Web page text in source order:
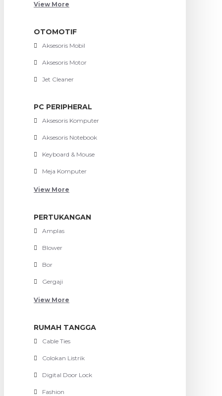
View More
OTOMOTIF
Aksesoris Mobil
Aksesoris Motor
Jet Cleaner
PC PERIPHERAL
Aksesoris Komputer
Aksesoris Notebook
Keyboard & Mouse
Meja Komputer
View More
PERTUKANGAN
Amplas
Blower
Bor
Gergaji
View More
RUMAH TANGGA
Cable Ties
Colokan Listrik
Digital Door Lock
Fashion